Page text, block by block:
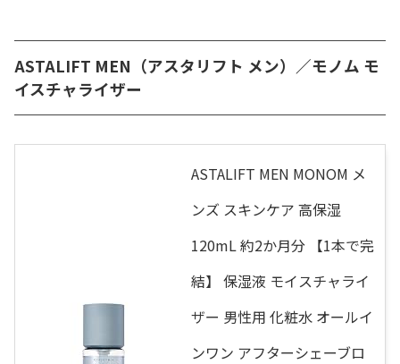
ASTALIFT MEN（アスタリフト メン）／モノム モ
イスチャライザー
ASTALIFT MEN MONOM メ
ンズ スキンケア 高保湿
120mL 約2か月分 【1本で完
結】 保湿液 モイスチャライ
ザー 男性用 化粧水 オールイ
ンワン アフターシェーブロ